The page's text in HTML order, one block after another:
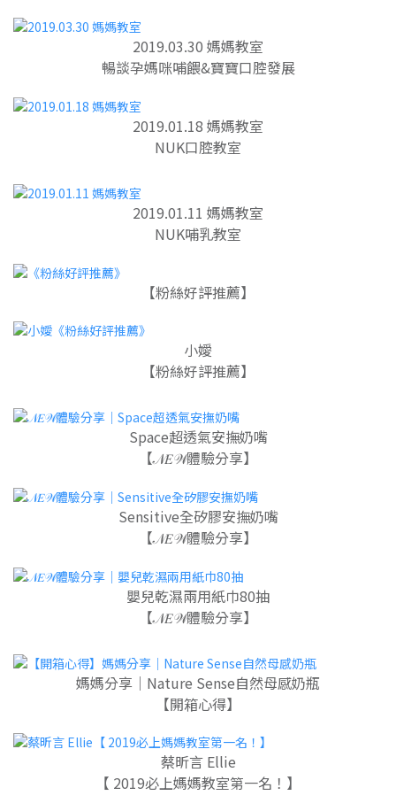
2019.03.30 媽媽教室
暢談孕媽咪哺餵&寶寶口腔發展
2019.01.18 媽媽教室
NUK口腔教室
2019.01.11 媽媽教室
NUK哺乳教室
【粉絲好評推薦】
小嬡
【粉絲好評推薦】
Space超透氣安撫奶嘴
【𝒩𝐸𝒲體驗分享】
Sensitive全矽膠安撫奶嘴
【𝒩𝐸𝒲體驗分享】
嬰兒乾濕兩用紙巾80抽
【𝒩𝐸𝒲體驗分享】
媽媽分享｜Nature Sense自然母感奶瓶
【開箱心得】
蔡昕言 Ellie
【 2019必上媽媽教室第一名！】